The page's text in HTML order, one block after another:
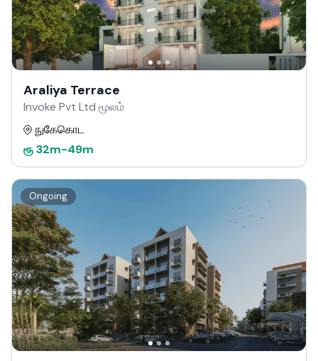
Araliya Terrace
Invoke Pvt Ltd மூலம்
நுகேகொட
ரூ32m-49m
Ongoing